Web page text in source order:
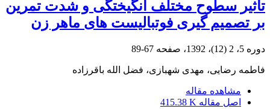
تأثیر سطوح مختلف انگیختگی و شدت تمرین
بر تصمیم گیری فوتبالیست های ماهر زن
دوره 5، 2 (12)، 1392، صفحه 67-89
فاطمه رضایی، مهدی شهبازی، فضل الله باقرزاده
مشاهده مقاله
اصل مقاله 415.38 K